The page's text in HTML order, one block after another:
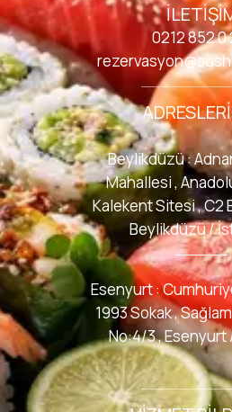
0212 852 0
Beylikdüzü :
Mahallesi ,
Kalekent Sitesi , C2
Beylikdüzü /
Esenyurt :
1993 Sokak ,
No:4/3 ,